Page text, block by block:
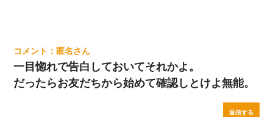
匿名
一目惚れで告白しておいてそれかよ。
だったらお友だちから始めて確認しとけよ無能。
返信する